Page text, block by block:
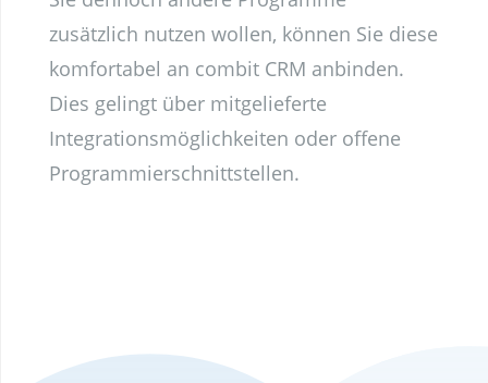
zusätzlich nutzen wollen, können Sie diese
komfortabel an combit CRM anbinden.
Dies gelingt über mitgelieferte
Integrationsmöglichkeiten oder offene
Programmierschnittstellen.